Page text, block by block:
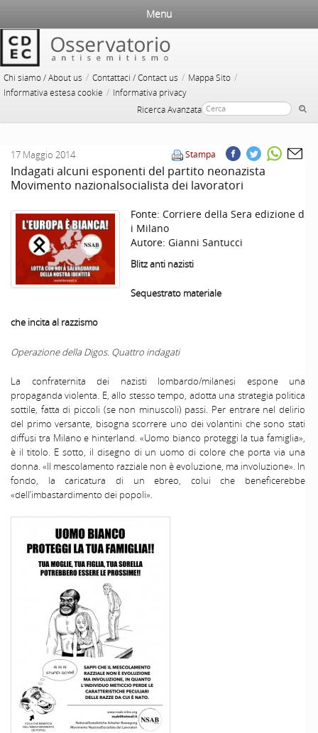
Chi siamo / About us / Contattaci / Contact us / Mappa Sito /
Informativa estesa cookie / Informativa privacy
Ricerca Avanzata
Menu
Stampa
17 Maggio 2014
Indagati alcuni esponenti del partito neonazista
Movimento nazionalsocialista dei lavoratori
Fonte: Corriere della Sera edizione d
i Milano
Autore: Gianni Santucci
Blitz anti nazisti
Sequestrato materiale
che incita al razzismo
Operazione della Digos. Quattro indagati
La confraternita dei nazisti lombardo/milanesi espone una
propaganda violenta. E, allo stesso tempo, adotta una strategia politica
sottile, fatta di piccoli (se non minuscoli) passi. Per entrare nel delirio
del primo versante, bisogna scorrere uno dei volantini che sono stati
diffusi tra Milano e hinterland. «Uomo bianco proteggi la tua famiglia»,
è il titolo. E sotto, il disegno di un uomo di colore che porta via una
donna. «Il mescolamento razziale non è evoluzione, ma involuzione». In
fondo, la caricatura di un ebreo, colui che beneficerebbe
«dell’imbastardimento dei popoli».